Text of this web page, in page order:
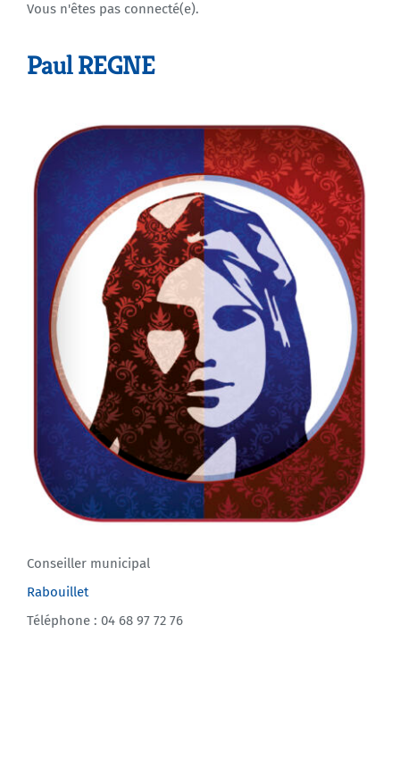
Agenda
Vous n'êtes pas connecté(e).
Paul REGNE
Conseiller municipal
Rabouillet
Téléphone : 04 68 97 72 76